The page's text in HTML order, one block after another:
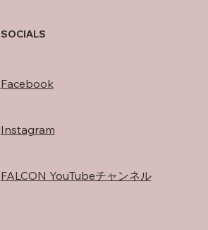
SOCIALS
Facebook
Instagram
FALCON YouTubeチャンネル